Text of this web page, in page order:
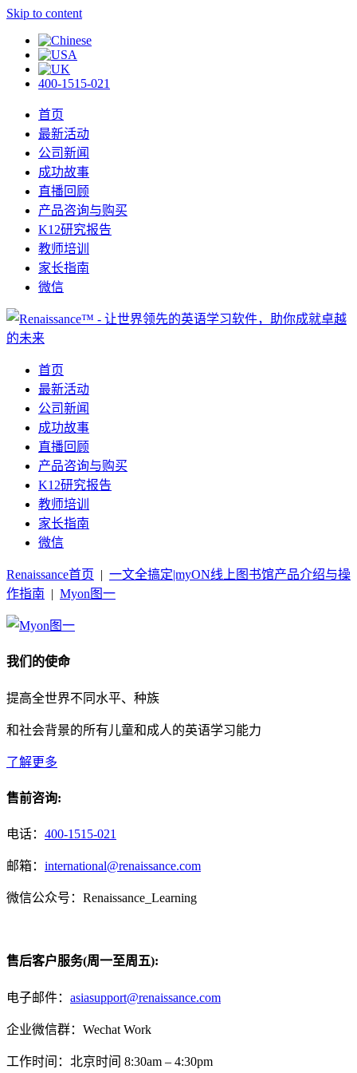
Skip to content
400-1515-021
首页
最新活动
公司新闻
成功故事
直播回顾
产品咨询与购买
K12研究报告
教师培训
家长指南
微信
首页
最新活动
公司新闻
成功故事
直播回顾
产品咨询与购买
K12研究报告
教师培训
家长指南
微信
Renaissance首页 | 一文全搞定|myON线上图书馆产品介绍与操
作指南 | Myon图一
我们的使命
提高全世界不同水平、种族
和社会背景的所有儿童和成人的英语学习能力
了解更多
售前咨询:
电话： 400-1515-021
邮箱： international@renaissance.com
微信公众号：Renaissance_Learning
售后客户服务(周一至周五):
电子邮件： asiasupport@renaissance.com
企业微信群：Wechat Work
工作时间：北京时间 8:30am – 4:30pm